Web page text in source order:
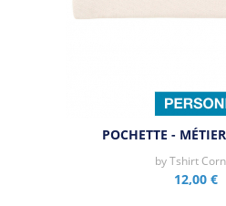
POCHETTE -
byTshirt
12,00 €